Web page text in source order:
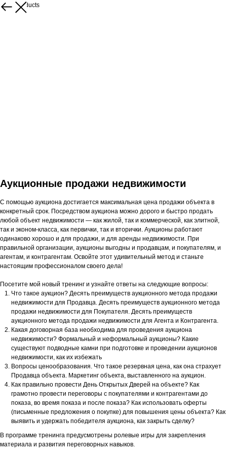
More products
Аукционные продажи недвижимости
С помощью аукциона достигается максимальная цена продажи объекта в
конкретный срок. Посредством аукциона можно дорого и быстро продать
любой объект недвижимости — как жилой, так и коммерческой, как элитной,
так и эконом-класса, как первички, так и вторички. Аукционы работают
одинаково хорошо и для продажи, и для аренды недвижимости. При
правильной организации, аукционы выгодны и продавцам, и покупателям, и
агентам, и контрагентам. Освойте этот удивительный метод и станьте
настоящим профессионалом своего дела!
Посетите мой новый тренинг и узнайте ответы на следующие вопросы:
Что такое аукцион? Десять преимуществ аукционного метода продажи
недвижимости для Продавца. Десять преимуществ аукционного метода
продажи недвижимости для Покупателя. Десять преимуществ
аукционного метода продажи недвижимости для Агента и Контрагента.
Какая договорная база необходима для проведения аукциона
недвижимости? Формальный и неформальный аукционы? Какие
существуют подводные камни при подготовке и проведении аукционов
недвижимости, как их избежать
Вопросы ценообразования. Что такое резервная цена, как она страхует
Продавца объекта. Маркетинг объекта, выставленного на аукцион.
Как правильно провести День Открытых Дверей на объекте? Как
грамотно провести переговоры с покупателями и контрагентами до
показа, во время показа и после показа? Как использовать оферты
(письменные предложения о покупке) для повышения цены объекта? Как
выявить и удержать победителя аукциона, как закрыть сделку?
В программе тренинга предусмотрены ролевые игры для закрепления
материала и развития переговорных навыков.